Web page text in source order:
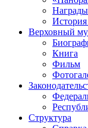
Верховный
Книга
Фильм
Структура